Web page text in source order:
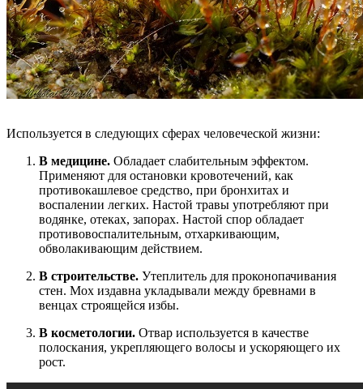
Используется в следующих сферах человеческой жизни:
В медицине. Обладает слабительным эффектом.
Применяют для остановки кровотечений, как
противокашлевое средство, при бронхитах и
воспалении легких. Настой травы употребляют при
водянке, отеках, запорах. Настой спор обладает
противовоспалительным, отхаркивающим,
обволакивающим действием.
В строительстве. Утеплитель для проконопачивания
стен. Мох издавна укладывали между бревнами в
венцах строящейся избы.
В косметологии. Отвар используется в качестве
полоскания, укрепляющего волосы и ускоряющего их
рост.